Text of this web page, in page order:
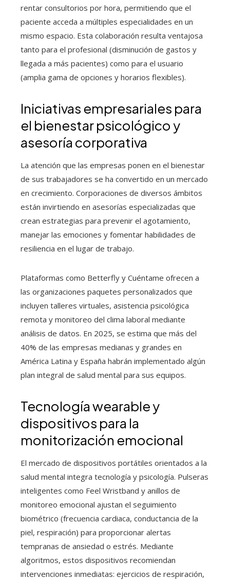
rentar consultorios por hora, permitiendo que el
paciente acceda a múltiples especialidades en un
mismo espacio. Esta colaboración resulta ventajosa
tanto para el profesional (disminución de gastos y
llegada a más pacientes) como para el usuario
(amplia gama de opciones y horarios flexibles).
Iniciativas empresariales para
el bienestar psicológico y
asesoría corporativa
La atención que las empresas ponen en el bienestar
de sus trabajadores se ha convertido en un mercado
en crecimiento. Corporaciones de diversos ámbitos
están invirtiendo en asesorías especializadas que
crean estrategias para prevenir el agotamiento,
manejar las emociones y fomentar habilidades de
resiliencia en el lugar de trabajo.
Plataformas como Betterfly y Cuéntame ofrecen a
las organizaciones paquetes personalizados que
incluyen talleres virtuales, asistencia psicológica
remota y monitoreo del clima laboral mediante
análisis de datos. En 2025, se estima que más del
40% de las empresas medianas y grandes en
América Latina y España habrán implementado algún
plan integral de salud mental para sus equipos.
Tecnología wearable y
dispositivos para la
monitorización emocional
El mercado de dispositivos portátiles orientados a la
salud mental integra tecnología y psicología. Pulseras
inteligentes como Feel Wristband y anillos de
monitoreo emocional ajustan el seguimiento
biométrico (frecuencia cardiaca, conductancia de la
piel, respiración) para proporcionar alertas
tempranas de ansiedad o estrés. Mediante
algoritmos, estos dispositivos recomiendan
intervenciones inmediatas: ejercicios de respiración,